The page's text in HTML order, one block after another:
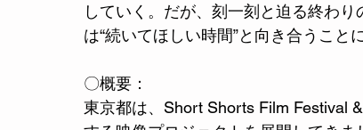
していく。だが、刻一刻と迫る終わ
は“続いてほしい時間”と向き合うこと
〇概要：
東京都は、Short Shorts Film Festival